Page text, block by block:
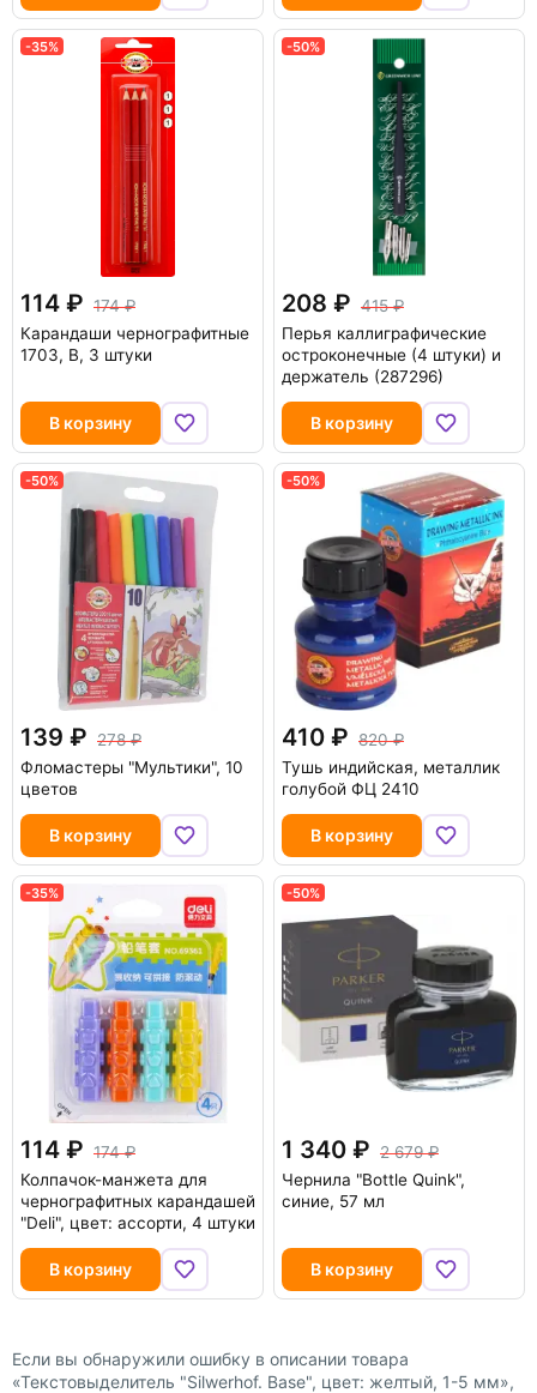
-35%
114
174
Карандаши чернографитные
1703, B, 3 штуки
В корзину
-50%
208
415
Перья каллиграфические
остроконечные (4 штуки) и
держатель (287296)
В корзину
-50%
139
278
Фломастеры "Мультики", 10
цветов
В корзину
-50%
410
820
Тушь индийская, металлик
голубой ФЦ 2410
В корзину
-35%
114
174
Колпачок-манжета для
чернографитных карандашей
"Deli", цвет: ассорти, 4 штуки
В корзину
-50%
1 340
2 679
Чернила "Bottle Quink",
синие, 57 мл
В корзину
Если вы обнаружили ошибку в описании товара
«Текстовыделитель "Silwerhof. Base", цвет: желтый, 1-5 мм»,